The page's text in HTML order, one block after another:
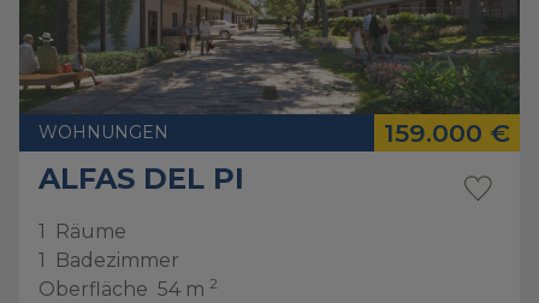
WOHNUNGEN 159.000 €
ALFAS DEL PI
1
Räume
1
Badezimmer
Oberfläche 54 m 2